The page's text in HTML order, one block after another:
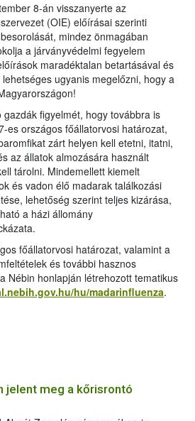
8-án visszanyerte az
(OIE) előírásai szerinti
mindez önmagában
a járványvédelmi fegyelem
maradéktalan betartásával és
ugyanis megelőzni, hogy a
figyelmét, hogy továbbra is
es országos főállatorvosi határozat,
zárt helyen kell etetni, itatni,
az állatok almozására használt
tárolni. Mindemellett kiemelt
és vadon élő madarak találkozási
lehetőség szerint teljes kizárása,
a házi állomány
főállatorvosi határozat, valamint a
és további hasznos
Nébin honlapján létrehozott tematikus
hu/madarinfluenza.
jelent meg a kőrisrontó